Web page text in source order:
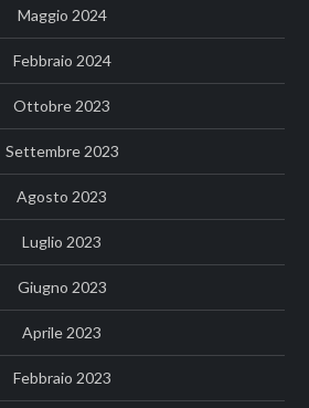
Maggio 2024
Febbraio 2024
Ottobre 2023
Settembre 2023
Agosto 2023
Luglio 2023
Giugno 2023
Aprile 2023
Febbraio 2023